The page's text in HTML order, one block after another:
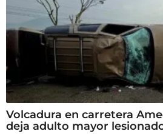
Volcadura en carretera
deja adulto mayor